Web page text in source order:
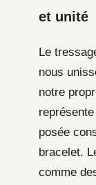
et unité
Le
nous
notre
posée
bracelet.
comme